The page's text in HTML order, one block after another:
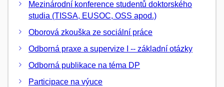
Mezinárodní konference studentů doktorského
studia (TISSA, EUSOC, OSS apod.)
Oborová zkouška ze sociální práce
Odborná praxe a supervize I -- základní otázky
Odborná publikace na téma DP
Participace na výuce